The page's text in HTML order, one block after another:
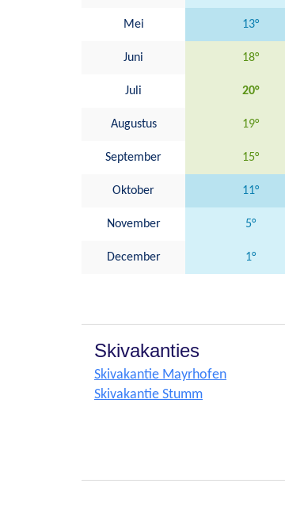
Mei 13°
Juni 18°
Juli 20°
Augustus 19°
September 15°
Oktober 11°
November 5°
December 1°
Skivakanties
Skivakantie Mayrhofen
Skivakantie Stumm